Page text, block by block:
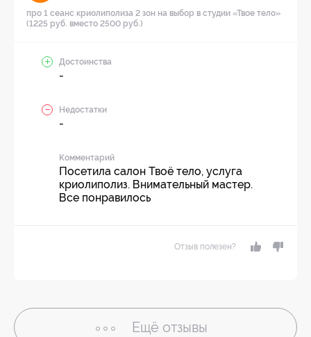
про 1 сеанс криолиполиза 2 зон на выбор в студии «Твое тело»
(1225 руб. вместо 2500 руб.)
Достоинства
-
Недостатки
-
Комментарий
Посетила салон Твоё тело, услуга
криолиполиз. Внимательный мастер.
Все понравилось
Отзыв полезен?
Ещё отзывы